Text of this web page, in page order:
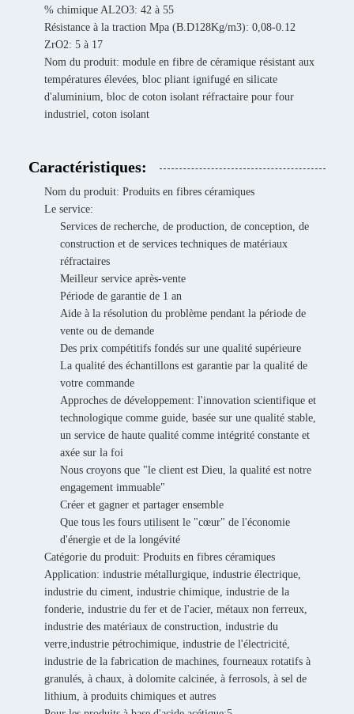
% chimique AL2O3: 42 à 55
Résistance à la traction Mpa (B.D128Kg/m3): 0,08-0.12
ZrO2: 5 à 17
Nom du produit: module en fibre de céramique résistant aux
températures élevées, bloc pliant ignifugé en silicate
d'aluminium, bloc de coton isolant réfractaire pour four
industriel, coton isolant
Caractéristiques:
Nom du produit: Produits en fibres céramiques
Le service:
Services de recherche, de production, de conception, de
construction et de services techniques de matériaux
réfractaires
Meilleur service après-vente
Période de garantie de 1 an
Aide à la résolution du problème pendant la période de
vente ou de demande
Des prix compétitifs fondés sur une qualité supérieure
La qualité des échantillons est garantie par la qualité de
votre commande
Approches de développement: l'innovation scientifique et
technologique comme guide, basée sur une qualité stable,
un service de haute qualité comme intégrité constante et
axée sur la foi
Nous croyons que "le client est Dieu, la qualité est notre
engagement immuable"
Créer et gagner et partager ensemble
Que tous les fours utilisent le "cœur" de l'économie
d'énergie et de la longévité
Catégorie du produit: Produits en fibres céramiques
Application: industrie métallurgique, industrie électrique,
industrie du ciment, industrie chimique, industrie de la
fonderie, industrie du fer et de l'acier, métaux non ferreux,
industrie des matériaux de construction, industrie du
verre,industrie pétrochimique, industrie de l'électricité,
industrie de la fabrication de machines, fourneaux rotatifs à
granulés, à chaux, à dolomite calcinée, à ferrosols, à sel de
lithium, à produits chimiques et autres